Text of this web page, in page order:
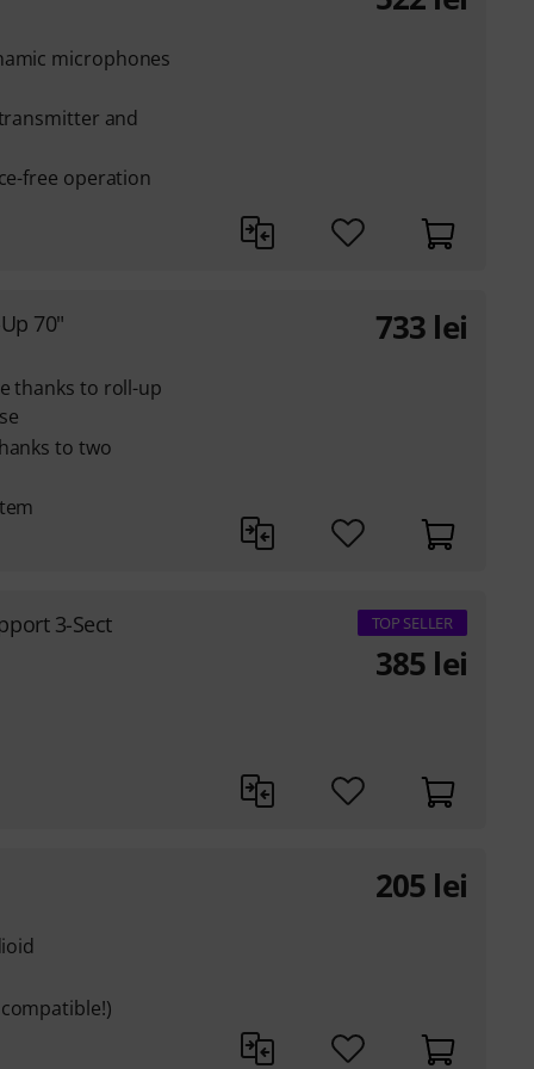
microphones
and
free operation
70"
thanks to roll-up
to two
733 lei
3-Sect TOP SELLER
385 lei
205 lei